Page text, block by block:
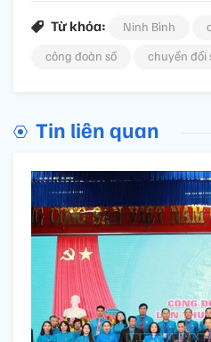
Từ khóa: Ninh Bình
công đoàn số
chuyển đổi
Tin liên quan